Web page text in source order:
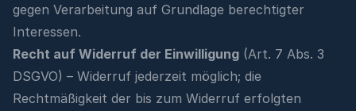
gegen Verarbeitung auf Grundlage berechtigter
Interessen.
Recht auf Widerruf der Einwilligung (Art. 7 Abs. 3
DSGVO) – Widerruf jederzeit möglich; die
Rechtmäßigkeit der bis zum Widerruf erfolgten